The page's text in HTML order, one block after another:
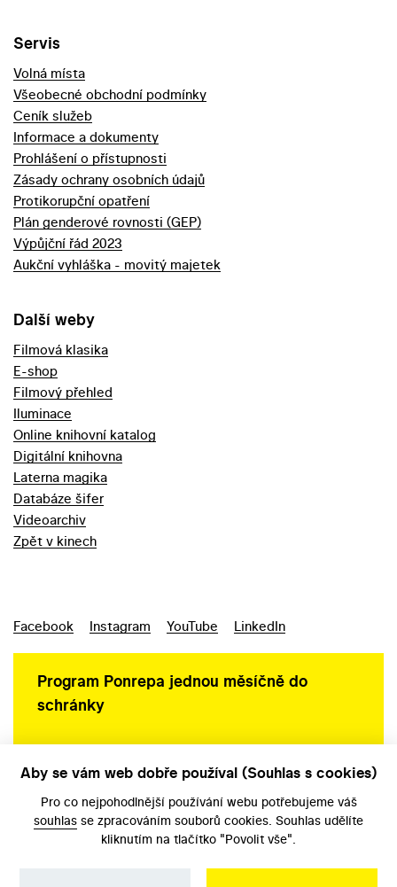
Servis
Volná místa
Všeobecné obchodní podmínky
Ceník služeb
Informace a dokumenty
Prohlášení o přístupnosti
Zásady ochrany osobních údajů
Protikorupční opatření
Plán genderové rovnosti (GEP)
Výpůjční řád 2023
Aukční vyhláška - movitý majetek
Další weby
Filmová klasika
E-shop
Filmový přehled
Iluminace
Online knihovní katalog
Digitální knihovna
Laterna magika
Databáze šifer
Videoarchiv
Zpět v kinech
Facebook Instagram YouTube LinkedIn
Program Ponrepa jednou měsíčně do
schránky
Aby se vám web dobře používal (Souhlas s cookies)
Pro co nejpohodlnější používání webu potřebujeme váš
souhlas se zpracováním souborů cookies. Souhlas udělíte
kliknutím na tlačítko "Povolit vše".